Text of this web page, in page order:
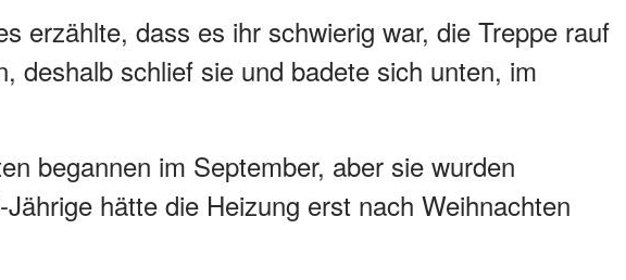
erzählte, dass es ihr schwierig war, die Treppe rauf
deshalb schlief sie und badete sich unten, im
begannen im September, aber sie wurden
hätte die Heizung erst nach Weihnachten